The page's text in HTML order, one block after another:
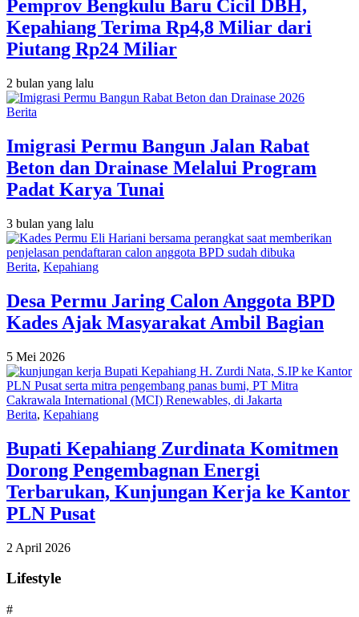
Pemprov Bengkulu Baru Cicil DBH,
Kepahiang Terima Rp4,8 Miliar dari
Piutang Rp24 Miliar
2 bulan yang lalu
Berita
Imigrasi Permu Bangun Jalan Rabat
Beton dan Drainase Melalui Program
Padat Karya Tunai
3 bulan yang lalu
Berita, Kepahiang
Desa Permu Jaring Calon Anggota BPD
Kades Ajak Masyarakat Ambil Bagian
5 Mei 2026
Berita, Kepahiang
Bupati Kepahiang Zurdinata Komitmen
Dorong Pengembagnan Energi
Terbarukan, Kunjungan Kerja ke Kantor
PLN Pusat
2 April 2026
Lifestyle
#